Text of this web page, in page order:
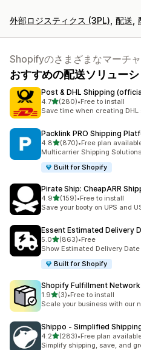
外部ロジスティクス (3PL) 配送
Shopifyのさまざまなマーチ
おすすめの配送ソリューシ
Post & DHL Shipping
4.75つ星中
(280)
合計レビュー数：280件
•Free to install
Save time when creating DHL
Packlink PRO Shipping
4.85つ星中
(870)
合計レビュー数：870件
•Free plan
Multicarrier Shipping
Built for Shopify
Pirate Ship: CheapARR
4.95つ星中
(159)
合計レビュー数：159件
•Free to install
Save your booty on UPS and
Essent Estimated Delivery
5.05つ星中
(863)
合計レビュー数：863件
•Free
Show Estimated Delivery Date
Built for Shopify
Shopify Fulfillment Network
1.95つ星中
(3)
合計レビュー数：3件
•Free to install
Scale your business with our
Shippo ‑ Simplified
4.25つ星中
(283)
合計レビュー数：283件
•Free plan
Simplify shipping, save, and